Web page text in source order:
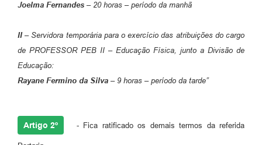
Joelma Fernandes – 20 horas – período da manhã
II –Servidora temporária para o exercício das atribuições do cargo
de PROFESSOR PEB II – Educação Física, junto a Divisão de
Educação:
Rayane Fermino da Silva – 9 horas – período da tarde”
Artigo 2º - Fica ratificado os demais termos da referida